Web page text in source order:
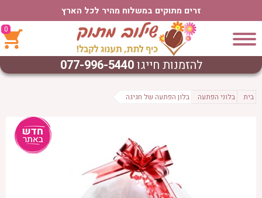
זרים מתוקים במשלוח מהיר לכל הארץ
0
להזמנות חייגו077-996-5440
בית בלוני הפתעה בלון הפתעה של חגיגה